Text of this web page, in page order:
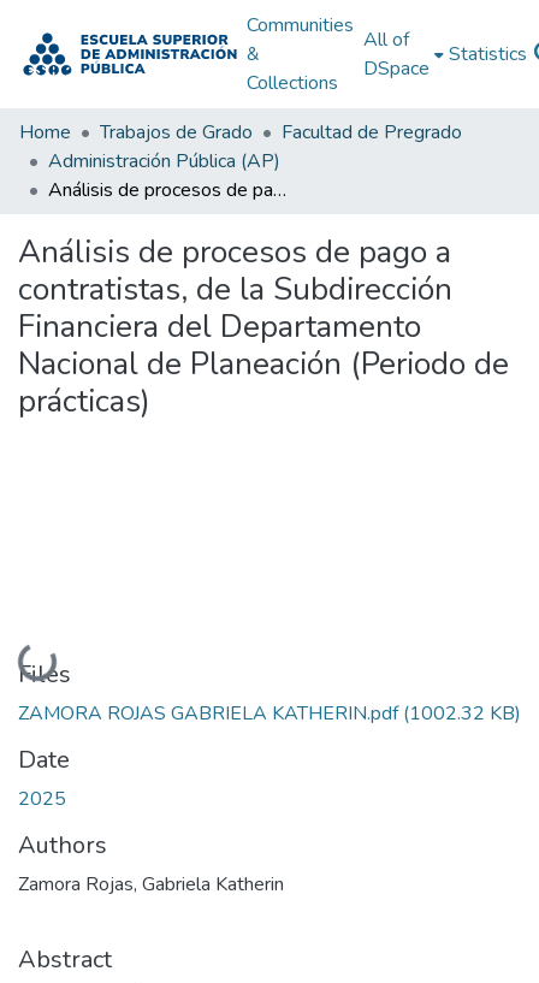
Communities
&
Collections
All of
DSpace
Statistics
Home Trabajos de Grado
Facultad de Pregrado
Administración Pública (AP)
Análisis de procesos de pago a contratistas, de la Subdirección Financiera del Departamento Nacional de Planeación (Periodo de prácticas)
Análisis de procesos de pago a
contratistas, de la Subdirección
Financiera del Departamento
Nacional de Planeación (Periodo de
prácticas)
Loading...
Files
ZAMORA ROJAS GABRIELA KATHERIN.pdf(1002.32 KB)
Date
2025
Authors
Zamora Rojas, Gabriela Katherin
Abstract